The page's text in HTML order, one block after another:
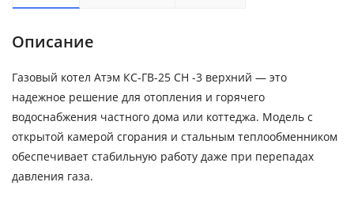
Описание
Газовый котел Атэм КС-ГВ-25 СН -3 верхний — это
надежное решение для отопления и горячего
водоснабжения частного дома или коттеджа. Модель с
открытой камерой сгорания и стальным теплообменником
обеспечивает стабильную работу даже при перепадах
давления газа.